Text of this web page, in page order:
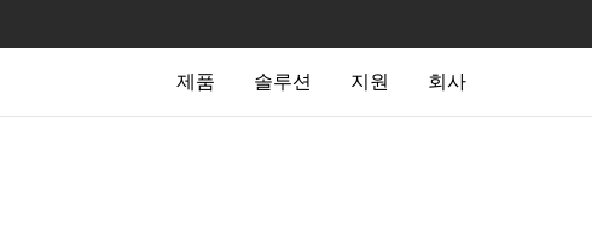
제품 솔루션 지원 회사